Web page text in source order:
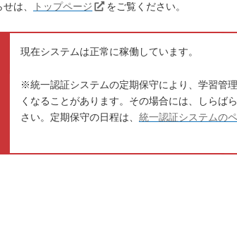
は、 トップページ をご覧ください。
現在システムは正常に稼働しています。
※統一認証システムの定期保守により、学習管
くなることがあります。その場合には、しらば
さい。定期保守の日程は、 統一認証システムの